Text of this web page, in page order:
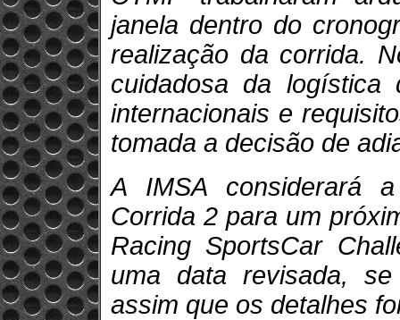
janela dentro do
realização da corrida.
cuidadosa da logística
internacionais e
tomada a decisão de
A IMSA considerará
Corrida 2 para um
Racing SportsCar
uma data revisada, se
assim que os detalhes